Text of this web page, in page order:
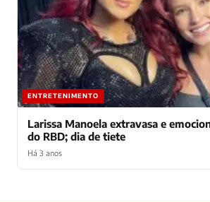
ENTRETENIMENTO
Larissa Manoela extravasa e
do RBD; dia de tiete
Há 3 anos